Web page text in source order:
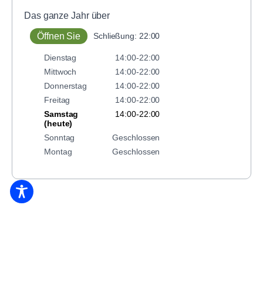
Das ganze Jahr über
Öffnen Sie Schließung: 22:00
Dienstag
14:00-22:00
Mittwoch
14:00-22:00
Donnerstag
14:00-22:00
Freitag
14:00-22:00
Samstag
(heute)
14:00-22:00
Sonntag
Geschlossen
Montag
Geschlossen